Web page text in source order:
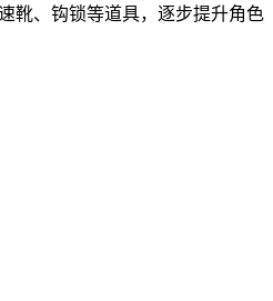
靴、钩锁等道具，逐步提升角色